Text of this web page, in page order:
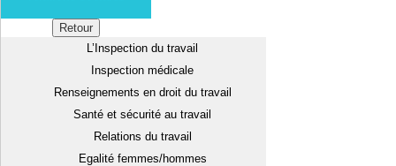
Retour
L’Inspection du travail
Inspection médicale
Renseignements en droit du travail
Santé et sécurité au travail
Relations du travail
Egalité femmes/hommes